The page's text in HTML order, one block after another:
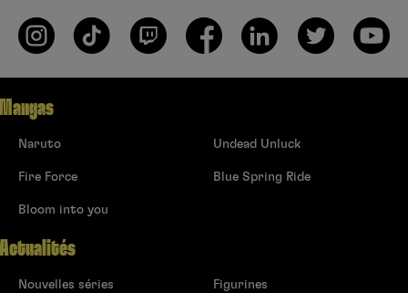
Mangas
Naruto
Fire Force
Bloom into you
Undead Unluck
Blue Spring Ride
Actualités
Nouvelles séries Figurines